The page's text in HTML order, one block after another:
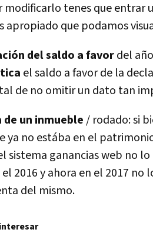
modificarlo tenes que entrar
apropiado que podamos
del saldo a favordel
el saldo a favor de la
de no omitir un dato tan
de un inmueble / rodado: si
ya no estába en el
sistema ganancias web no
el 2016 y ahora en el 2017
del mismo.